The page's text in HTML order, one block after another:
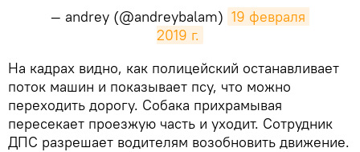
— andrey (@andreybalam) 19 февраля
2019 г.
​На кадрах видно, как полицейский останавливает
поток машин и показывает псу, что можно
переходить дорогу. Собака прихрамывая
пересекает проезжую часть и уходит. Сотрудник
ДПС разрешает водителям возобновить движение.